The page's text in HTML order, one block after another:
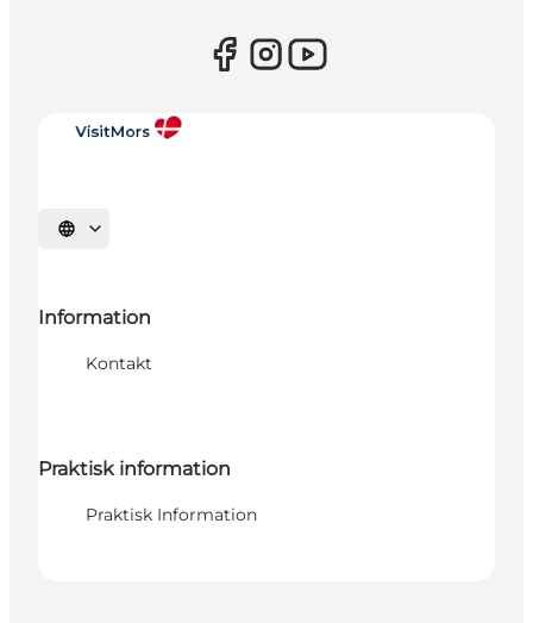
Vælg sprog
Information
Kontakt
Praktisk information
Praktisk Information